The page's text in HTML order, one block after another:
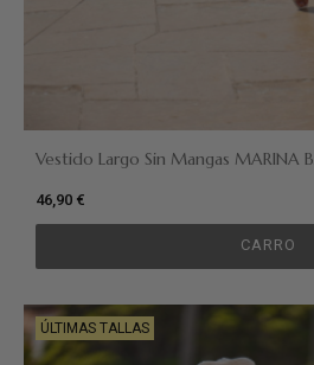
Vestido Largo Sin Mangas MARINA
46,90 €
CARRO
ÚLTIMAS TALLAS